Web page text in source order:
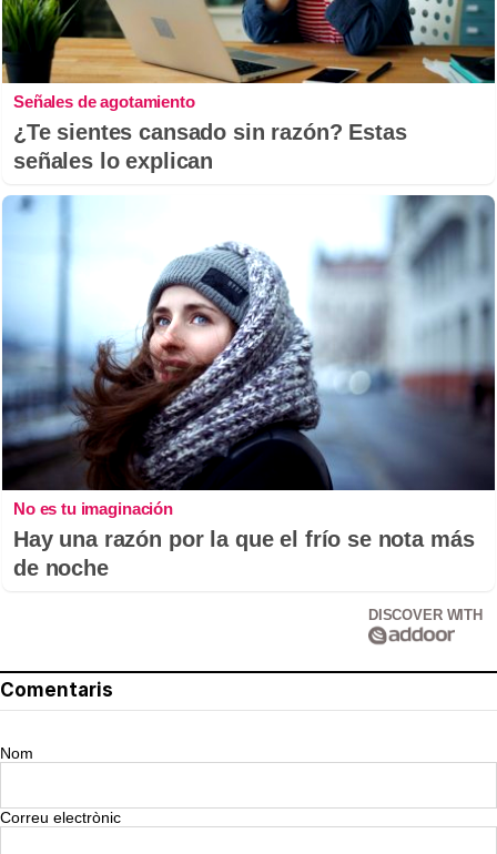
Señales de agotamiento
¿Te sientes cansado sin razón? Estas
señales lo explican
No es tu imaginación
Hay una razón por la que el frío se nota más
de noche
DISCOVER WITH
Comentaris
Nom
Correu electrònic